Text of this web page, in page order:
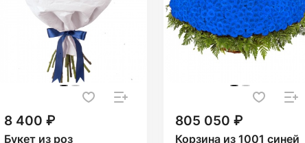
8 400 ₽
Букет из роз
805 050 ₽
Корзина из 1001 синей